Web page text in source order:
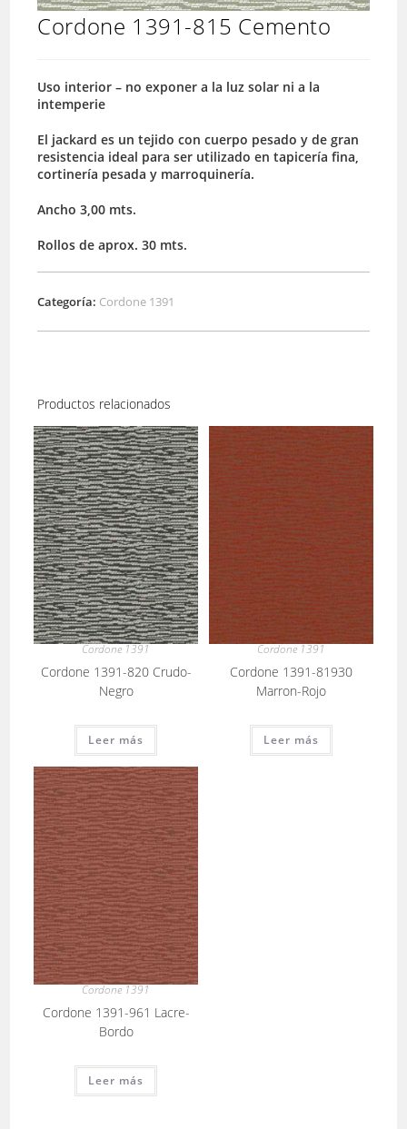
Cordone 1391-815 Cemento
Uso interior – no exponer a la luz solar ni a la
intemperie
El jackard es un tejido con cuerpo pesado y de gran
resistencia ideal para ser utilizado en tapicería fina,
cortinería pesada y marroquinería.
Ancho 3,00 mts.
Rollos de aprox. 30 mts.
Categoría: Cordone 1391
Productos relacionados
Cordone 1391
Cordone 1391-820 Crudo-
Negro
Leer más
Cordone 1391
Cordone 1391-81930
Marron-Rojo
Leer más
Cordone 1391
Cordone 1391-961 Lacre-
Bordo
Leer más